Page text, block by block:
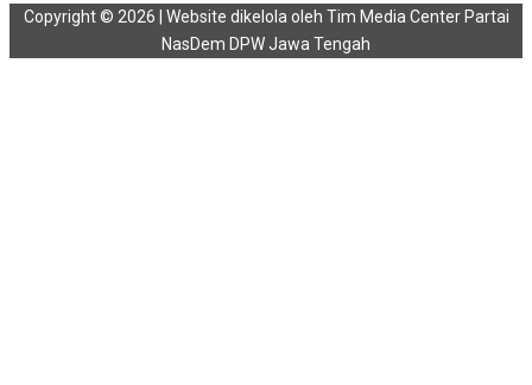
Copyright © 2026 | Website dikelola oleh Tim Media Center Partai
NasDem DPW Jawa Tengah